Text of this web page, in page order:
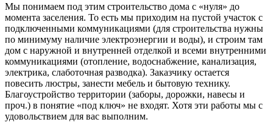
Мы понимаем под этим строительство дома с «нуля» до
момента заселения. То есть мы приходим на пустой участок с
подключенными коммуникациями (для строительства нужны
по минимуму наличие электроэнергии и воды), и строим там
дом с наружной и внутренней отделкой и всеми внутренними
коммуникациями (отопление, водоснабжение, канализация,
электрика, слаботочная разводка). Заказчику остается
повесить люстры, занести мебель и бытовую технику.
Благоустройство территории (заборы, дорожки, навесы и
проч.) в понятие «под ключ» не входят. Хотя эти работы мы с
удовольствием для вас выполним.